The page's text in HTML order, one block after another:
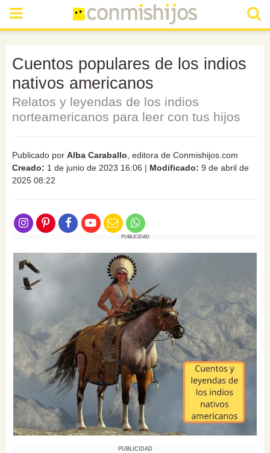
Cuentos populares de los indios
nativos americanos
Relatos y leyendas de los indios
norteamericanos para leer con tus hijos
Publicado por Alba Caraballo , editora de Conmishijos.com
Creado: 1 de junio de 2023 16:06 | Modificado: 9 de abril de
2025 08:22
PUBLICIDAD
PUBLICIDAD